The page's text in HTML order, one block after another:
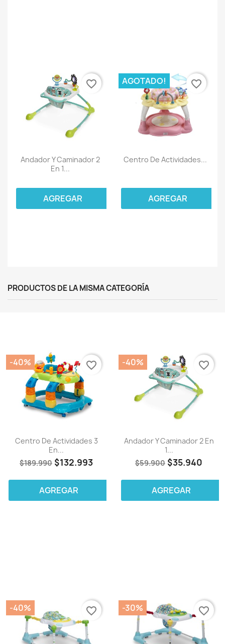
Andador Y Caminador 2
En 1...
AGREGAR
favorite_border
Centro De Actividades...
AGOTADO!
AGREGAR
favorite_border
PRODUCTOS DE LA MISMA CATEGORÍA
Centro De Actividades 3
En...
$189.990 $132.993
-40%
AGREGAR
favorite_border
Andador Y Caminador 2 En
1...
$59.900 $35.940
-40%
AGREGAR
favorite_border
-40% favorite_border -30% favorite_border